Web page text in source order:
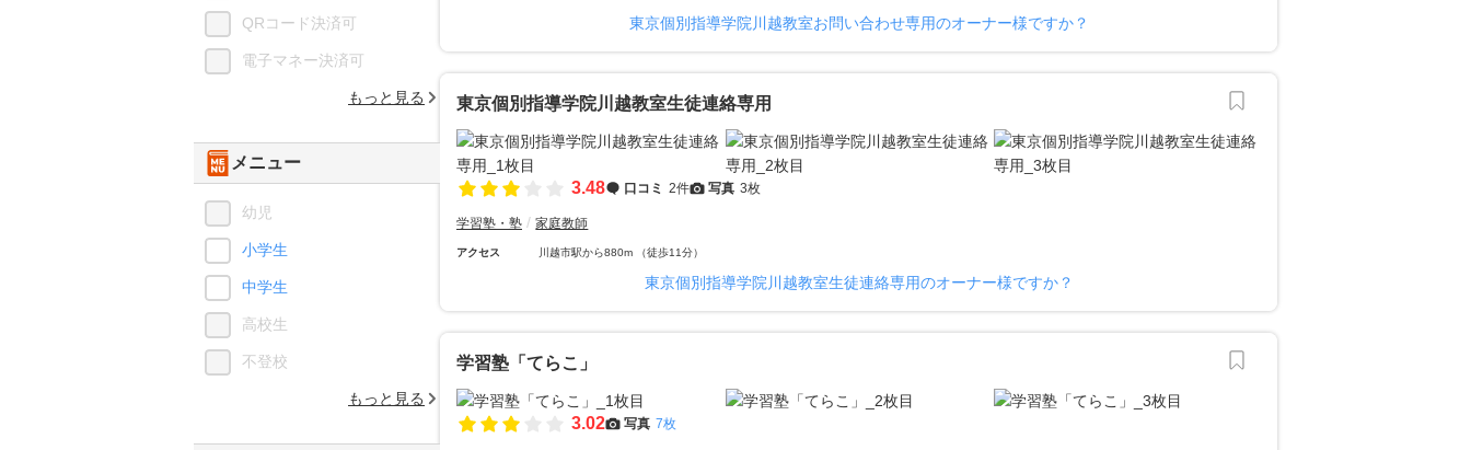
東京個別指導学院川越教室お問い合わせ専用のオーナー様ですか？
東京個別指導学院川越教室生徒連絡専用
3.48 口コミ 2件 写真 3枚
学習塾・塾 家庭教師
アクセス 川越市駅から880m （徒歩11分）
東京個別指導学院川越教室生徒連絡専用のオーナー様ですか？
学習塾「てらこ」
3.02 写真 7枚
QRコード決済可
電子マネー決済可
もっと見る
メニュー
幼児
小学生
中学生
高校生
不登校
もっと見る